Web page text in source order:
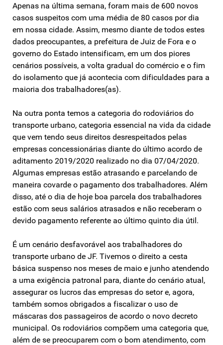
Apenas na última semana, foram mais de 600 novos
casos suspeitos com uma média de 80 casos por dia
em nossa cidade. Assim, mesmo diante de todos estes
dados preocupantes, a prefeitura de Juiz de Fora e o
governo do Estado intensificam, em um dos piores
cenários possíveis, a volta gradual do comércio e o fim
do isolamento que já acontecia com dificuldades para a
maioria dos trabalhadores(as).
Na outra ponta temos a categoria do rodoviários do
transporte urbano, categoria essencial na vida da cidade
que vem tendo seus direitos desrespeitados pelas
empresas concessionárias diante do último acordo de
aditamento 2019/2020 realizado no dia 07/04/2020.
Algumas empresas estão atrasando e parcelando de
maneira covarde o pagamento dos trabalhadores. Além
disso, até o dia de hoje boa parcela dos trabalhadores
estão com seus salários atrasados e não receberam o
devido pagamento referente ao último quinto dia útil.
É um cenário desfavorável aos trabalhadores do
transporte urbano de JF. Tivemos o direito a cesta
básica suspenso nos meses de maio e junho atendendo
a uma exigência patronal para, diante do cenário atual,
assegurar os lucros das empresas do setor e, agora,
também somos obrigados a fiscalizar o uso de
máscaras dos passageiros de acordo o novo decreto
municipal. Os rodoviários compõem uma categoria que,
além de se preocuparem com o bom atendimento, com